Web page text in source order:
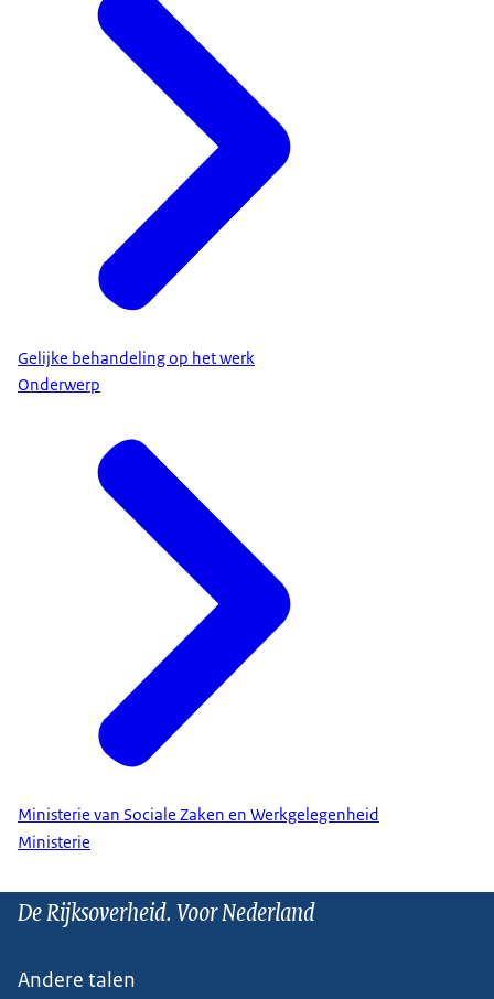
Gelijke behandeling op het werk
Onderwerp
Ministerie van Sociale Zaken en Werkgelegenheid
Ministerie
De Rijksoverheid. Voor Nederland
Andere talen